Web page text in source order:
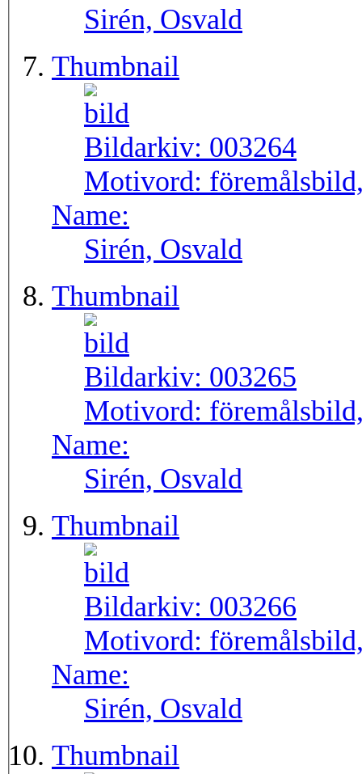
Sirén, Osvald
Thumbnail
Bildarkiv: 003264
Motivord:
Name:
Sirén, Osvald
Thumbnail
Bildarkiv: 003265
Motivord:
Name:
Sirén, Osvald
Thumbnail
Bildarkiv: 003266
Motivord:
Name:
Sirén, Osvald
Thumbnail